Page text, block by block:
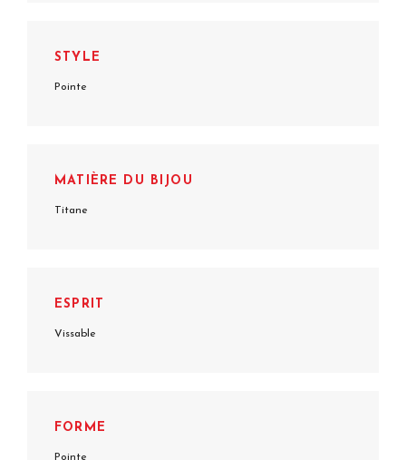
STYLE
Pointe
MATIÈRE DU BIJOU
Titane
ESPRIT
Vissable
FORME
Pointe